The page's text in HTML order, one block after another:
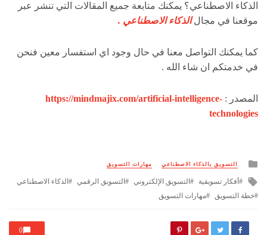
الذكاء الاصطناعي؟ يمكنك متابعة جميع المقالات التي تنشر عبر
موقعنا في مجالالذكاء الاصطناعي .
كما يمكنك التواصل معنا في حال وجود اي استفسار معين فنحن
في خدمتكم ان شاء الله .
المصدر : https://mindmajix.com/artificial-intelligence-
technologies
Posted
التسويق بالذكاء الاصطناعي مهارات التسويق
Tagged
with
أفكار تسويقية التسويق الإلكتروني التسويق الرقمي
الذكاء الاصطناعي
خطة التسويق
مهارات التسويق
0